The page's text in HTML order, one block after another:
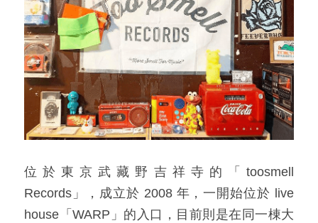
位於東京武藏野吉祥寺的「toosmell
Records」，成立於 2008 年，一開始位於 live
house「WARP」的入口，目前則是在同一棟大